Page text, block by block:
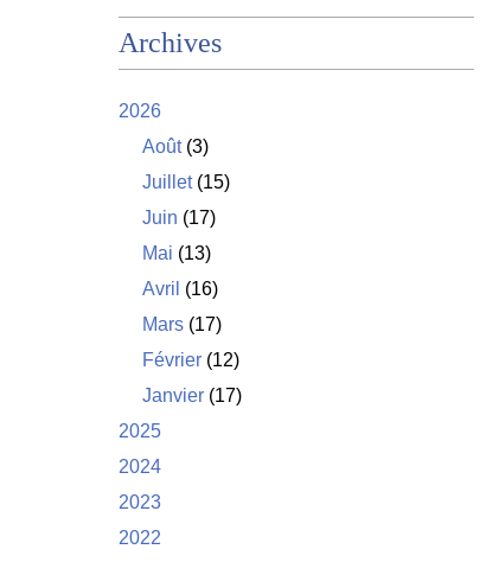
Archives
2026
Août(3)
Juillet(15)
Juin (17)
Mai (13)
Avril (16)
Mars (17)
Février (12)
Janvier (17)
2025
2024
2023
2022